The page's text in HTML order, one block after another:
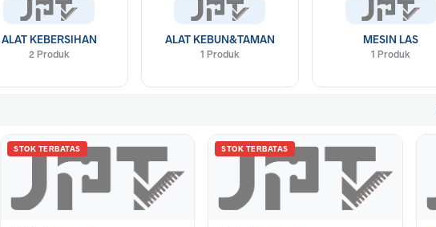
ALAT KEBERSIHAN
2 Produk
ALAT KEBUN&TAMAN
1 Produk
MESIN LAS
1 Produk
STOK TERBATAS STOK TERBATAS